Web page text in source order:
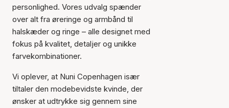
personlighed. Vores udvalg spænder
over alt fra øreringe og armbånd til
halskæder og ringe – alle designet med
fokus på kvalitet, detaljer og unikke
farvekombinationer.
Vi oplever, at Nuni Copenhagen især
tiltaler den modebevidste kvinde, der
ønsker at udtrykke sig gennem sine